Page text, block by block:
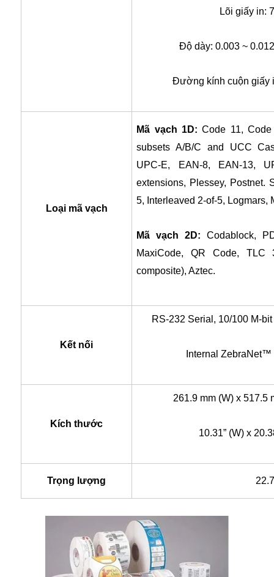
Lõi giấy in:
Độ dày: 0.003 ~
Đường kính cuộn giấy
Loại mã vạch
Mã vạch 1D:Code 11,
subsets A/B/C and UCC
UPC-E, EAN-8, EAN-13,
extensions, Plessey, Postnet.
5, Interleaved 2-of-5, Logmars,
Mã vạch 2D:Codablock,
MaxiCode, QR Code, TLC
composite), Aztec.
Kết nối
RS-232 Serial, 10/100 M-
Internal
Kích thước
261.9 mm (W) x 517.5
10.31” (W) x
Trọng lượng